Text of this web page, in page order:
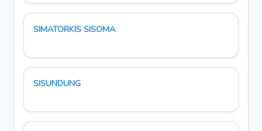
SIMATORKIS SISOMA
SISUNDUNG